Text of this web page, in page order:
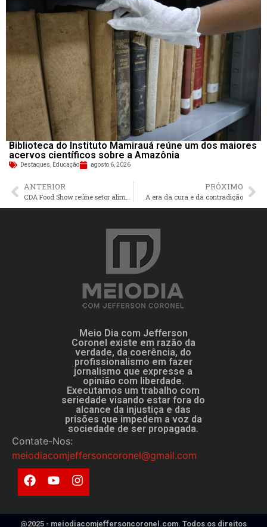
Biblioteca do Instituto Mamirauá reúne um dos maiores
acervos científicos sobre a Amazônia
Destaques Educação agosto 6, 2026
ANTERIOR
CDA Food Show reúne setor alimentício em Manaus com degustações e networking
PRÓXIMO
A era da cura e da contradição
Meio Dia com Jefferson
Coronel existe em razão da
verdade, da coerência, do
profissionalismo em fazer
jornalismo que expresse a
opinião com liberdade.
Executamos um trabalho com
seriedade visando estar fora do
alcance da injustiça e das
prisões que impedem a voz da
sociedade de ser propagada.
Contate-Nos:
meiodiacomjeffersoncoronel@gmail.com
@2025 - meiodiacomjeffersoncoronel.com. Todos os direitos